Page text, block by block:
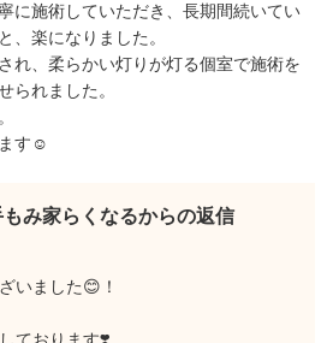
に施術していただき、長期間続いてい
、楽になりました。
れ、柔らかい灯りが灯る個室で施術を
られました。
す☺️
もみ家らくなるからの返信
いました😊！